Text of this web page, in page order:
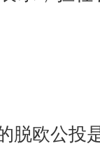
欧公投